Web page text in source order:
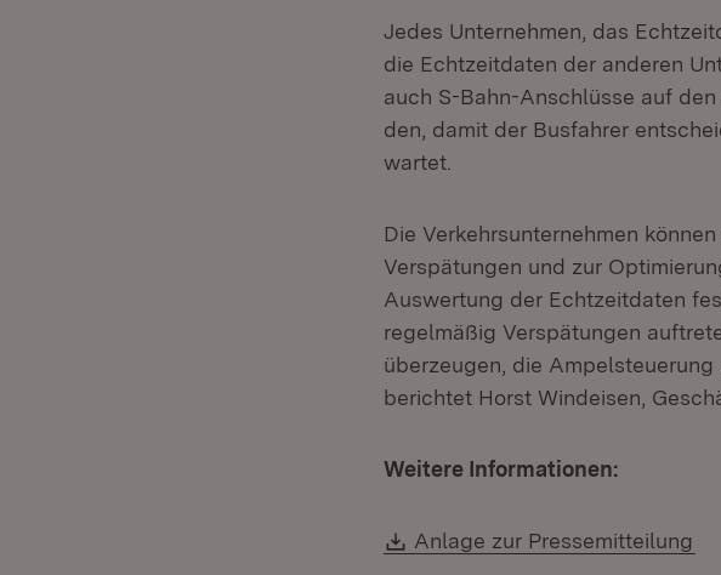
Jedes Unternehmen, das
die Echtzeitdaten der anderen
auch S-Bahn-Anschlüsse auf
den, damit der Busfahrer
wartet.
Die Verkehrsunternehmen
Verspätungen und zur
Auswertung der Echtzeitdaten
regelmäßig Verspätungen
überzeugen, die Ampelsteuerung
berichtet Horst Windeisen,
Weitere Informationen:
Download:
Anlage zur Pressemitteilung